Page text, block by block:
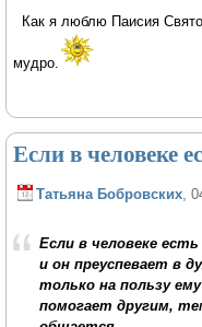
Как я люблю Паисия
мудро.
Если в человеке
Татьяна Бобровских,
Если в человеке
и он преуспевает в
только на пользу
помогает другим,